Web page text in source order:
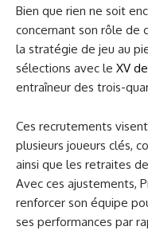
Bien que rien ne soit
concernant son rôle de
la stratégie de jeu au
sélections avec le XV
entraîneur des trois-
Ces recrutements
plusieurs joueurs clés,
ainsi que les retraites
Avec ces ajustements,
renforcer son équipe
ses performances par